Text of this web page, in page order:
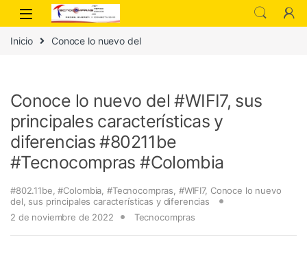
Inicio Conoce lo nuevo del
Conoce lo nuevo del #WIFI7, sus
principales características y
diferencias #80211be
#Tecnocompras #Colombia
#802.11be ,#Colombia #Tecnocompras #WIFI7, Conoce lo nuevo
del sus principales características y diferencias
2 de noviembre de 2022
Tecnocompras